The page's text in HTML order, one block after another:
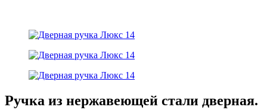
Ручка из нержавеющей стали дверная.